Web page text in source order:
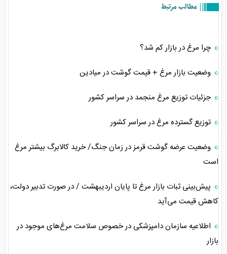
مطالب مرتبط
چرا مرغ در بازار کم شد؟
وضعیت بازار مرغ + قیمت گوشت در میادین
جزئیات توزیع مرغ منجمد در سراسر کشور
توزیع گسترده مرغ در سراسر کشور
وضعیت عرضه گوشت قرمز در زمان جنگ/ خرید کالابرگ بیشتر مرغ
است
پیش‌بینی ثبات بازار مرغ تا پایان اردیبهشت / در صورت تدبیر دولت،
کاهش قیمت می‌آید
اطلاعیه سازمان دامپزشکی در خصوص سلامت مرغ‌های موجود در
بازار